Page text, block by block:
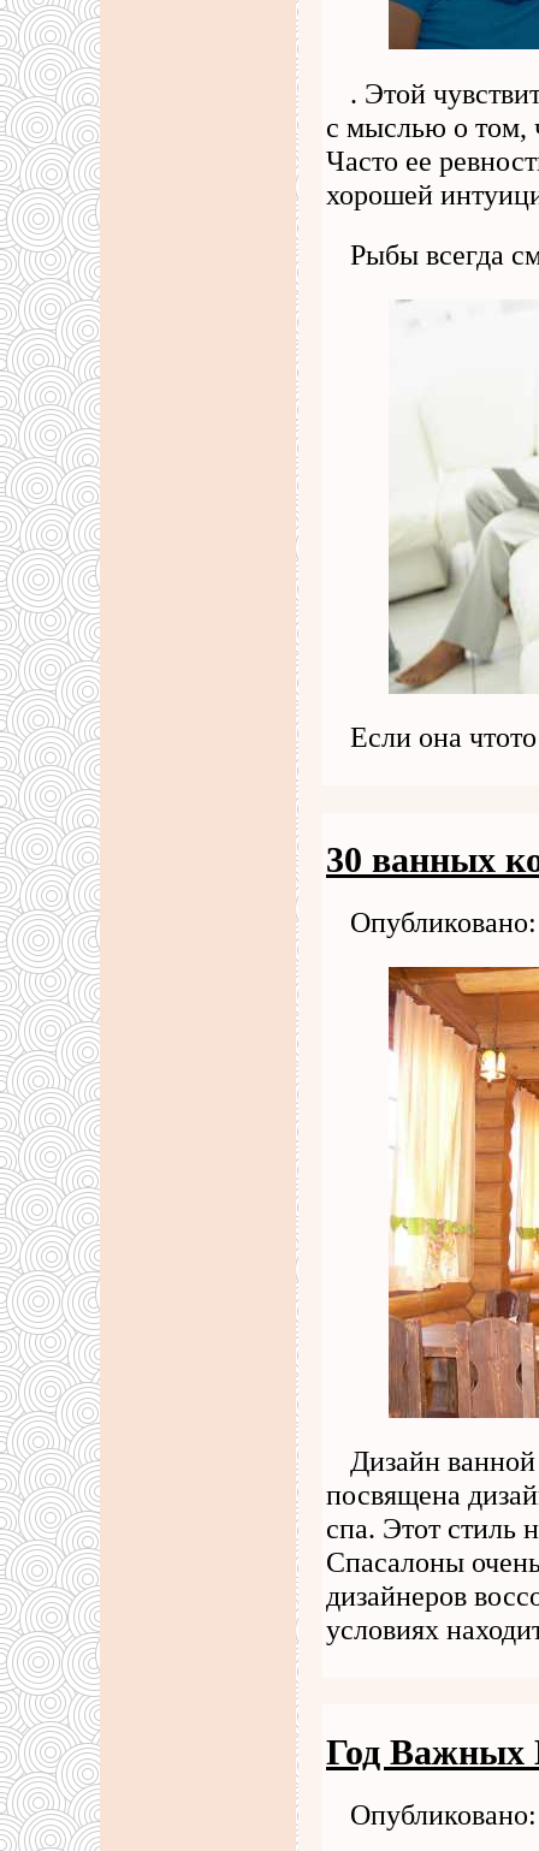
. Этой
с мыслью о том,
Часто ее
хорошей
Рыбы всегда
Если она
30 ванных
Дизайн
посвящена
спа. Этот стиль
Спасалоны
дизайнеров
условиях
Год Важных